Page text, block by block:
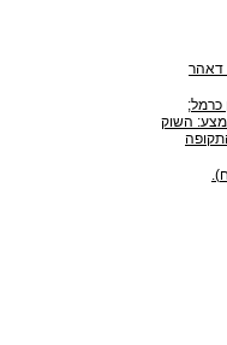
דאהר
כרמל;
השוק